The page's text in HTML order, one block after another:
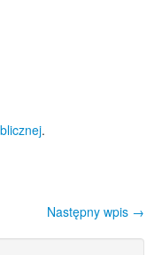
.
Następny wpis →